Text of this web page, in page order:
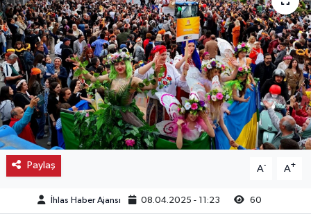
Paylaş A- A+
İhlas Haber Ajansı 08.04.2025 - 11:23 60
Dodurga
İskilip
Kargı
Laçin
Mecitözü
Oğuzlar
Son Dakika Haberleri
Haber Arşivi